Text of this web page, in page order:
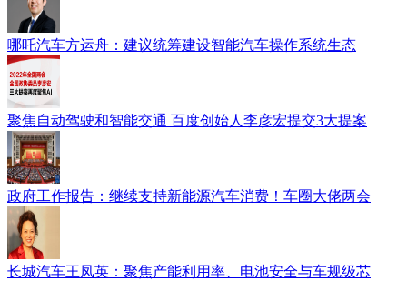
哪吒汽车方运舟：建议统筹建设智能汽车操作系统生态
聚焦自动驾驶和智能交通 百度创始人李彦宏提交3大提案
政府工作报告：继续支持新能源汽车消费！车圈大佬两会
长城汽车王凤英：聚焦产能利用率、电池安全与车规级芯